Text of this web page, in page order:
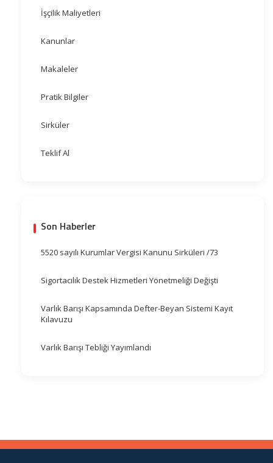
İşçilik Maliyetleri
Kanunlar
Makaleler
Pratik Bilgiler
Sirküler
Teklif Al
Son Haberler
5520 sayılı Kurumlar Vergisi Kanunu Sirküleri /73
Sigortacılık Destek Hizmetleri Yönetmeliği Değişti
Varlık Barışı Kapsamında Defter-Beyan Sistemi Kayıt
Kılavuzu
Varlık Barışı Tebliği Yayımlandı